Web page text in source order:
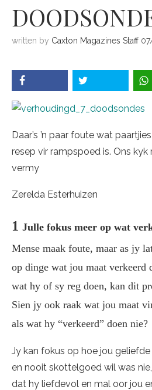
written by Caxton Magazines Staff
Daar’s ’n paar foute wat
resep vir rampspoed is. Ons kyk
vermy
Zerelda Esterhuizen
1 Julle fokus meer op wat
Mense maak foute, maar as jy
op dinge wat jou maat verkeerd
wat hy of sy reg doen, kan dit
Sien jy ook raak wat jou maat
als wat hy “verkeerd” doen nie?
Jy kan fokus op hoe jou
en nooit skottelgoed wil was
dat hy liefdevol en mal oor jou